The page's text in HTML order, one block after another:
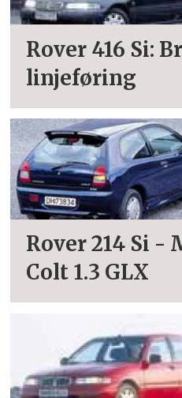
Rover 416 Si:
linjeføring
Rover 214 Si -
Colt 1.3 GLX